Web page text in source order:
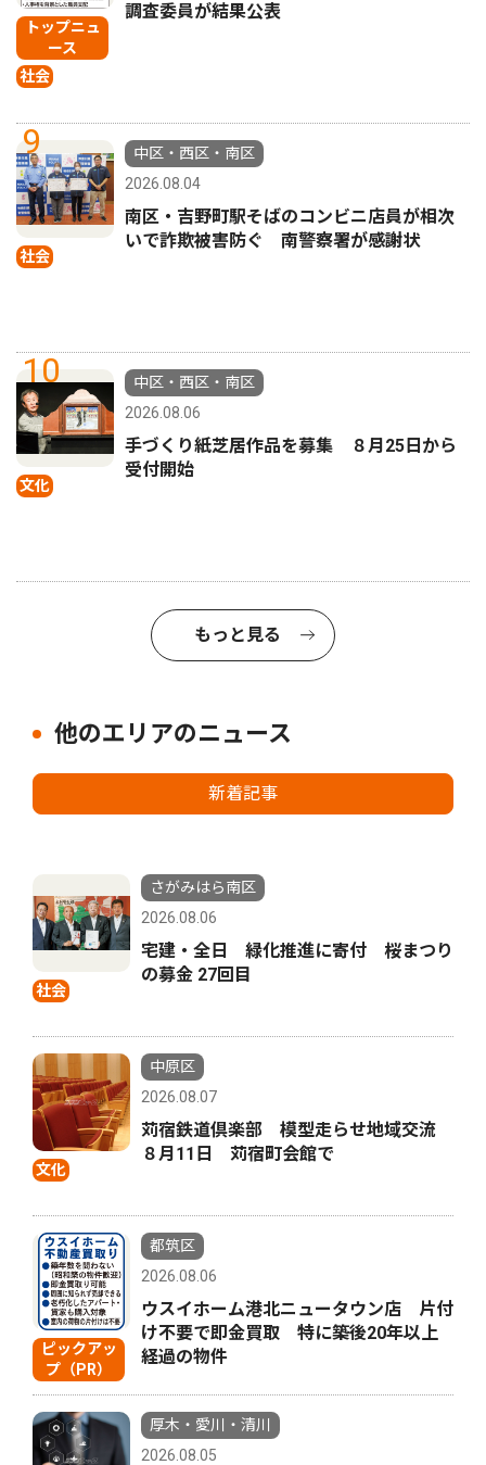
トップニュ
ース
社会
調査委員が結果公表
9
社会
中区・西区・南区
2026.08.04
南区・吉野町駅そばのコンビニ店員が相次
いで詐欺被害防ぐ 南警察署が感謝状
10
文化
中区・西区・南区
2026.08.06
手づくり紙芝居作品を募集 ８月25日から
受付開始
もっと見る
他のエリアのニュース
新着記事
社会
さがみはら南区
2026.08.06
宅建・全日 緑化推進に寄付 桜まつり
の募金 27回目
文化
中原区
2026.08.07
苅宿鉄道倶楽部 模型走らせ地域交流
８月11日 苅宿町会館で
ピックアッ
プ（PR）
都筑区
2026.08.06
ウスイホーム港北ニュータウン店 片付
け不要で即金買取 特に築後20年以上
経過の物件
厚木・愛川・清川
2026.08.05